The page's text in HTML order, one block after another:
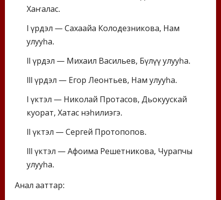
Хаҥалас.
I үрдэл — Сахаайа Колодезникова, Нам
улууһа.
II үрдэл — Михаил Васильев, Бүлүү улууһа.
III үрдэл — Егор Леонтьев, Нам улууһа.
I үктэл — Николай Протасов, Дьокуускай
куорат, Хатас нэһилиэгэ.
II үктэл — Сергей Протопопов.
III үктэл — Афоима Решетникова, Чурапчы
улууһа.
Анал ааттар: